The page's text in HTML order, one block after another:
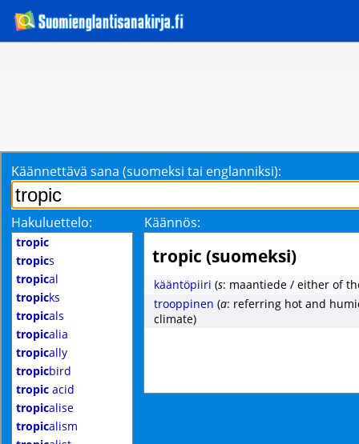
Käännettävä sana (suomeksi tai englanniksi):
Hakuluettelo: Käännös:
tropic
tropics
tropical
tropicks
tropicals
tropicalia
tropically
tropicbird
tropic acid
tropicalise
tropicalism
tropic (suomeksi)
kääntöpiiri (s: maantiede / either of
trooppinen (a: referring hot and
climate)